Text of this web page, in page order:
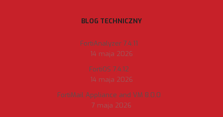
BLOG TECHNICZNY
FortiAnalyzer 7.4.11
14 maja 2026
FortiOS 7.4.12
14 maja 2026
FortiMail Appliance and VM 8.0.0
7 maja 2026